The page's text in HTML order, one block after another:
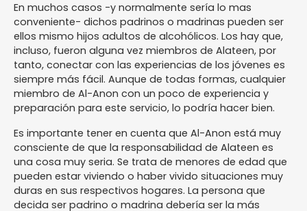
En muchos casos -y normalmente sería lo mas
conveniente- dichos padrinos o madrinas pueden ser
ellos mismo hijos adultos de alcohólicos. Los hay que,
incluso, fueron alguna vez miembros de Alateen, por
tanto, conectar con las experiencias de los jóvenes es
siempre más fácil. Aunque de todas formas, cualquier
miembro de Al-Anon con un poco de experiencia y
preparación para este servicio, lo podría hacer bien.
Es importante tener en cuenta que Al-Anon está muy
consciente de que la responsabilidad de Alateen es
una cosa muy seria. Se trata de menores de edad que
pueden estar viviendo o haber vivido situaciones muy
duras en sus respectivos hogares. La persona que
decida ser padrino o madrina debería ser la más